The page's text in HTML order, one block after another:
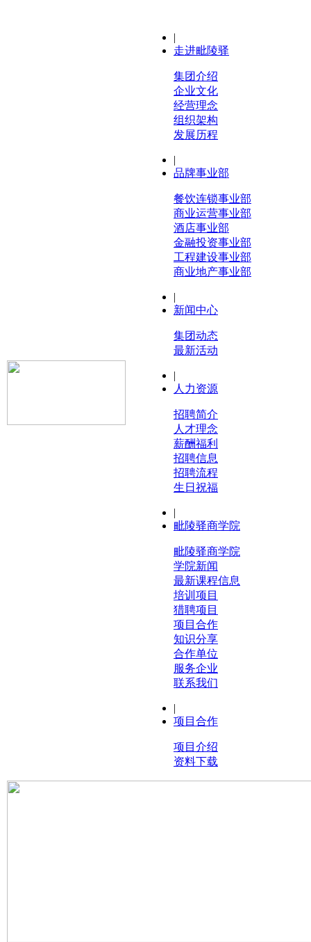
|
走进毗陵驿
集团介绍
企业文化
经营理念
组织架构
发展历程
|
品牌事业部
餐饮连锁事业部
商业运营事业部
酒店事业部
金融投资事业部
工程建设事业部
商业地产事业部
|
新闻中心
集团动态
最新活动
|
人力资源
招聘简介
人才理念
薪酬福利
招聘信息
招聘流程
生日祝福
|
毗陵驿商学院
毗陵驿商学院
学院新闻
最新课程信息
培训项目
猎聘项目
项目合作
知识分享
合作单位
服务企业
联系我们
|
项目合作
项目介绍
资料下载